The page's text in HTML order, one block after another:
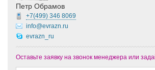
Петр Обрамов
+7(499) 346 8069
info@evrazn.ru
evrazn_ru
Оставьте заявку на звонок менеджера или